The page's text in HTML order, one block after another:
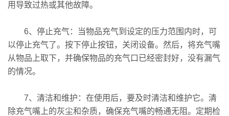
用导致过热或其他故障。
6、停止充气：当物品充气到设定的压力范围内时，可
以停止充气了。按下停止按钮，关闭设备。然后，将充气嘴
从物品上取下，并确保物品的充气口已经密封好，没有漏气
的情况。
7、清洁和维护：在使用后，要及时清洁和维护它。清
除充气嘴上的灰尘和杂质，确保充气嘴的畅通无阻。定期检